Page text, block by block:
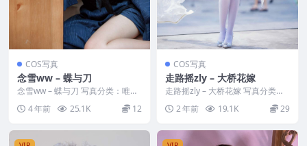
COS写真
念雪ww – 蝶与刀
念雪ww – 蝶与刀 写真分类：唯
美，参与模特：念雪ww [套图大
小]：[25P...
4 年前 25.1K 12
COS写真
走路摇zly – 大桥花嫁
走路摇zly – 大桥花嫁 写真分类：
唯美，参与模特：走路摇zly [资源
大小]...
2 年前 19.1K 29